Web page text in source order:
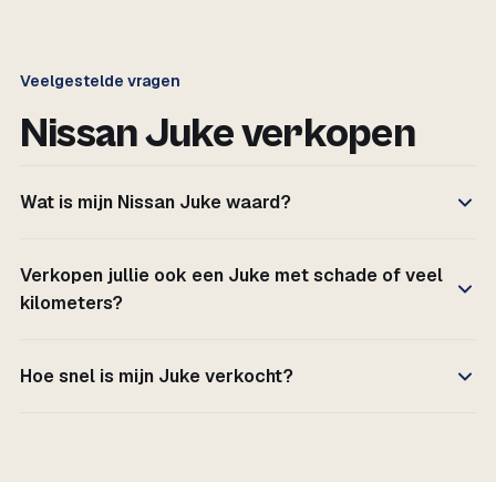
Veelgestelde vragen
Nissan Juke verkopen
Wat is mijn Nissan Juke waard?
Verkopen jullie ook een Juke met schade of veel
kilometers?
Hoe snel is mijn Juke verkocht?